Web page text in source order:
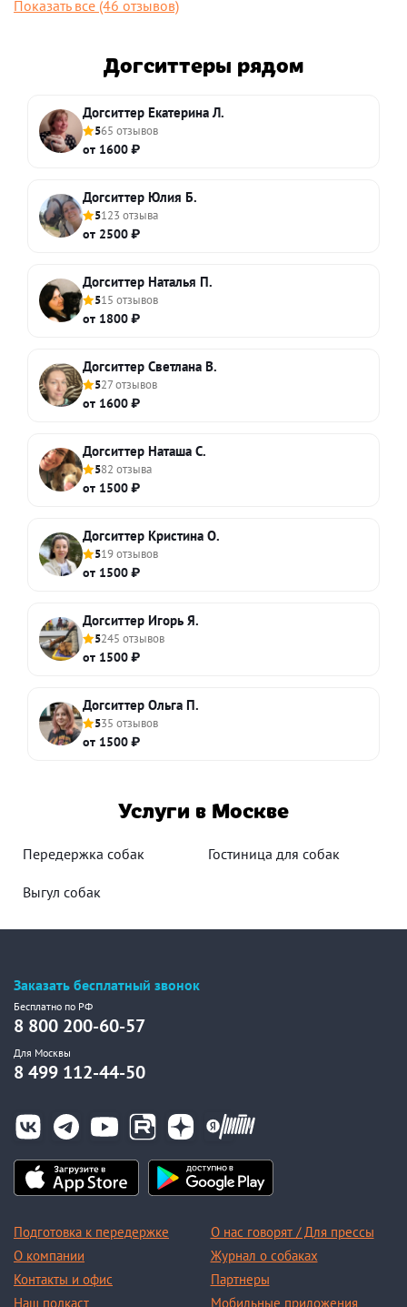
Показать все (46 отзывов)
Догситтеры рядом
Догситтер Екатерина Л.
565 отзывов
от 1600 ₽
Догситтер Юлия Б.
5123 отзыва
от 2500 ₽
Догситтер Наталья П.
515 отзывов
от 1800 ₽
Догситтер Светлана В.
527 отзывов
от 1600 ₽
Догситтер Наташа С.
582 отзыва
от 1500 ₽
Догситтер Кристина О.
519 отзывов
от 1500 ₽
Догситтер Игорь Я.
5245 отзывов
от 1500 ₽
Догситтер Ольга П.
535 отзывов
от 1500 ₽
Услуги в Москве
Передержка собак Гостиница для собак
Выгул собак
Заказать бесплатный звонок
Бесплатно по РФ
8 800 200-60-57
Для Москвы
8 499 112-44-50
Подготовка к передержке
О компании
Контакты и офис
Наш подкаст
О нас говорят / Для прессы
Журнал о собаках
Партнеры
Мобильные приложения